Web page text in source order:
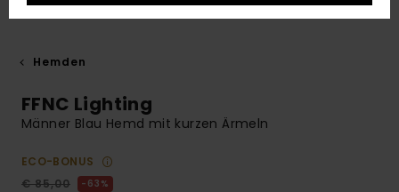
Hemden
FFNC Lighting
Männer Blau Hemd mit kurzen Ärmeln
ECO-BONUS
€ 85,00
63%